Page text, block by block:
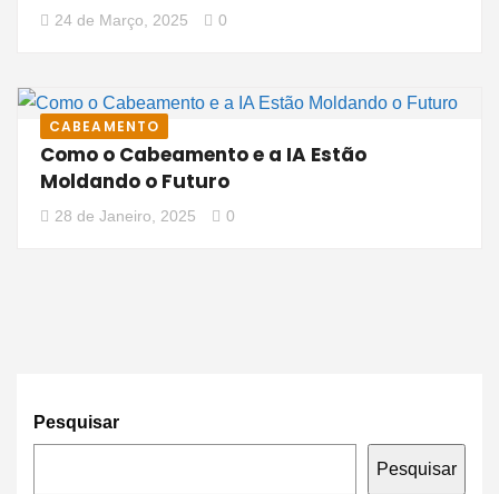
24 de Março, 2025 0
CABEAMENTO
Como o Cabeamento e a IA Estão
Moldando o Futuro
28 de Janeiro, 2025 0
Pesquisar
Pesquisar